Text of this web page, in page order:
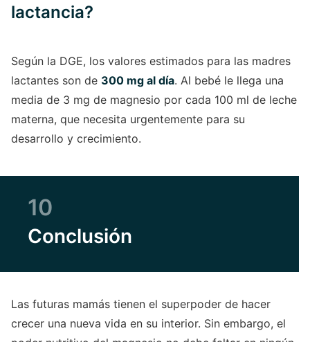
lactancia?
Según la DGE, los valores estimados para las madres
lactantes son de 300 mg al día. Al bebé le llega una
media de 3 mg de magnesio por cada 100 ml de leche
materna, que necesita urgentemente para su
desarrollo y crecimiento.
10
Conclusión
Las futuras mamás tienen el superpoder de hacer
crecer una nueva vida en su interior. Sin embargo, el